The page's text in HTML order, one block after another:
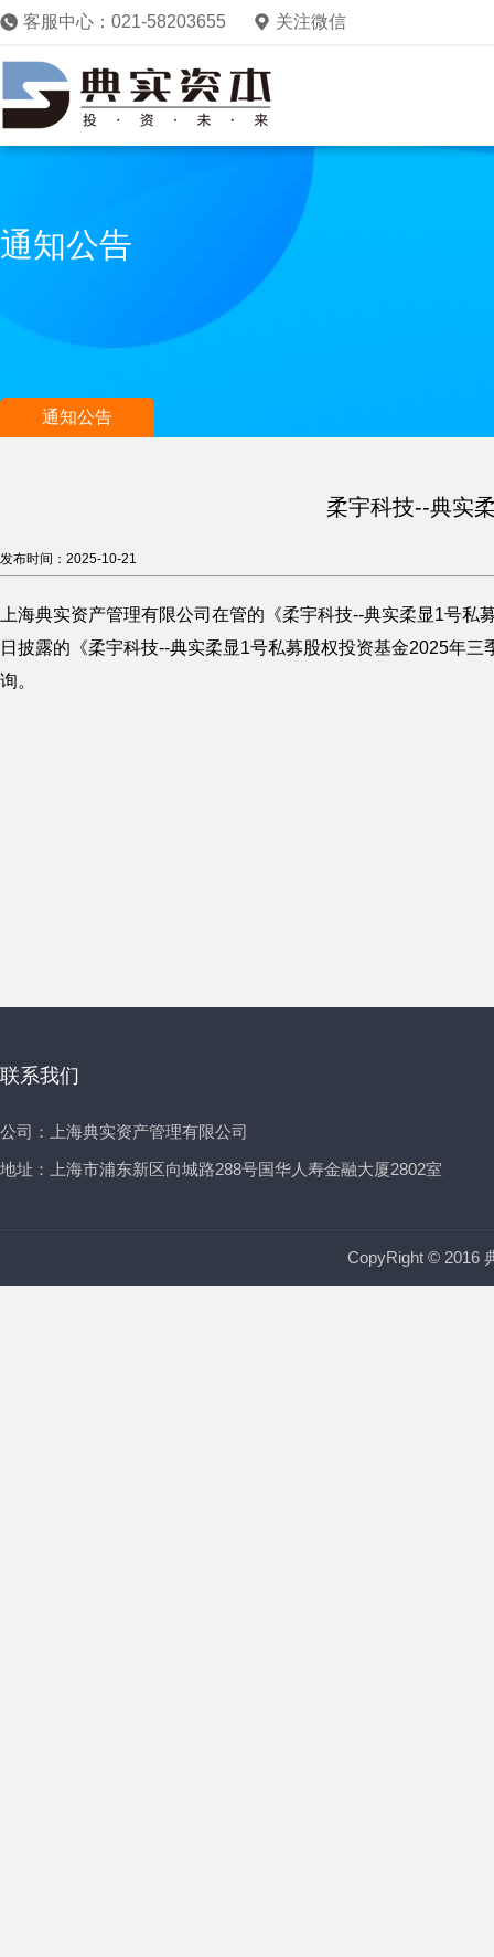
客服中心：021-58203655 关注微信
通知公告
通知公告
柔宇科技--典实
发布时间：2025-10-21
上海典实资产管理有限公司在管的《柔宇科技--典实柔显1号
日披露的《柔宇科技--典实柔显1号私募股权投资基金2025年
询。
联系我们
公司：上海典实资产管理有限公司
地址：上海市浦东新区向城路288号国华人寿金融大厦2802室
CopyRight © 2016